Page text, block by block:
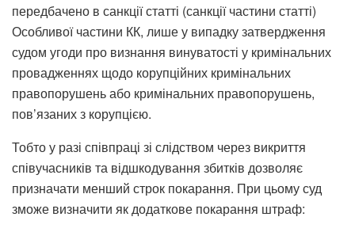
передбачено в санкції статті (санкції частини статті)
Особливої частини КК, лише у випадку затвердження
судом угоди про визнання винуватості у кримінальних
провадженнях щодо корупційних кримінальних
правопорушень або кримінальних правопорушень,
пов’язаних з корупцією.
Тобто у разі співпраці зі слідством через викриття
співучасників та відшкодування збитків дозволяє
призначати менший строк покарання. При цьому суд
зможе визначити як додаткове покарання штраф: